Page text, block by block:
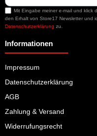
Mit Eingabe meiner e-mail und klick
den Erhalt von Store17 Newsletter und
Datenschutzerklärung zu.
Informationen
Impressum
Datenschutzerklärung
AGB
Zahlung & Versand
Widerrufungsrecht